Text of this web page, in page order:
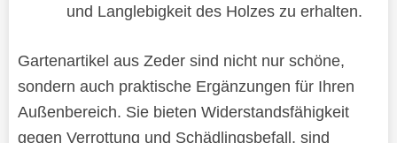
und Langlebigkeit des Holzes zu erhalten.
Gartenartikel aus Zeder sind nicht nur schöne,
sondern auch praktische Ergänzungen für Ihren
Außenbereich. Sie bieten Widerstandsfähigkeit
gegen Verrottung und Schädlingsbefall, sind